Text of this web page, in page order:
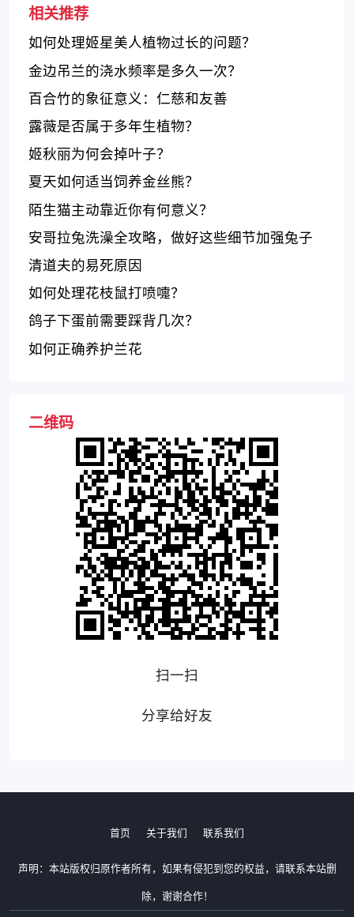
相关推荐
如何处理姬星美人植物过长的问题？
金边吊兰的浇水频率是多久一次？
百合竹的象征意义：仁慈和友善
露薇是否属于多年生植物？
姬秋丽为何会掉叶子？
夏天如何适当饲养金丝熊？
陌生猫主动靠近你有何意义？
安哥拉兔洗澡全攻略，做好这些细节加强兔子
健康
清道夫的易死原因
如何处理花枝鼠打喷嚏？
鸽子下蛋前需要踩背几次？
如何正确养护兰花
二维码
扫一扫
分享给好友
首页 关于我们 联系我们
声明：本站版权归原作者所有，如果有侵犯到您的权益，请联系本站删
除，谢谢合作！